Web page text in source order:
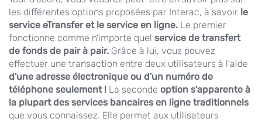
les différentes options proposées par Interac, à savoir le
service eTransfer et le service en ligne. Le premier
fonctionne comme n'importe quel service de transfert
de fonds de pair à pair. Grâce à lui, vous pouvez
effectuer une transaction entre deux utilisateurs à l'aide
d'une adresse électronique ou d'un numéro de
téléphone seulement ! La seconde option s'apparente à
la plupart des services bancaires en ligne traditionnels
que vous connaissez. Elle permet aux utilisateurs